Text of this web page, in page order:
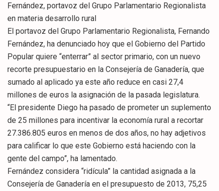
Fernández, portavoz del Grupo Parlamentario Regionalista
en materia desarrollo rural
El portavoz del Grupo Parlamentario Regionalista, Fernando
Fernández, ha denunciado hoy que el Gobierno del Partido
Popular quiere “enterrar” al sector primario, con un nuevo
recorte presupuestario en la Consejería de Ganadería, que
sumado al aplicado ya este año reduce en casi 27,4
millones de euros la asignación de la pasada legislatura.
“El presidente Diego ha pasado de prometer un suplemento
de 25 millones para incentivar la economía rural a recortar
27.386.805 euros en menos de dos años, no hay adjetivos
para calificar lo que este Gobierno está haciendo con la
gente del campo”, ha lamentado.
Fernández considera “ridícula” la cantidad asignada a la
Consejería de Ganadería en el presupuesto de 2013, 75,25